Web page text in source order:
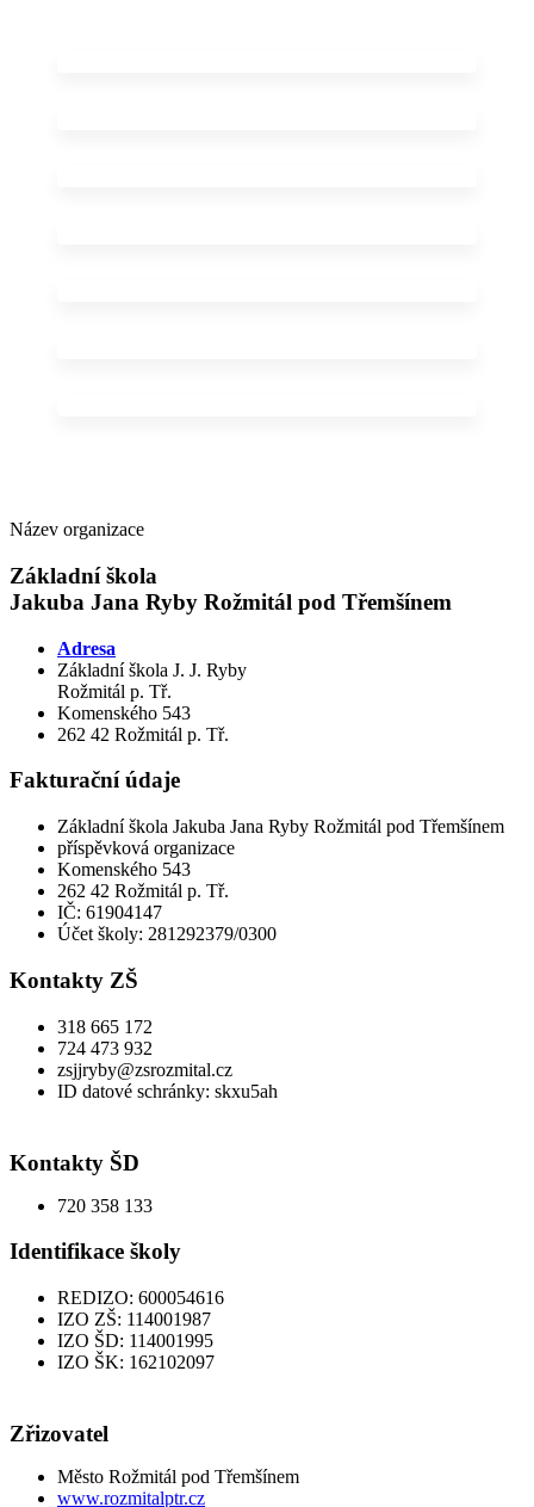
Název organizace
Základní škola
Jakuba Jana Ryby Rožmitál pod Třemšínem
Adresa
Základní škola J. J. Ryby
Rožmitál p. Tř.
Komenského 543
262 42 Rožmitál p. Tř.
Fakturační údaje
Základní škola Jakuba Jana Ryby Rožmitál pod Třemšínem
příspěvková organizace
Komenského 543
262 42 Rožmitál p. Tř.
IČ: 61904147
Účet školy: 281292379/0300
Kontakty ZŠ
318 665 172
724 473 932
zsjjryby@zsrozmital.cz
ID datové schránky: skxu5ah
Kontakty ŠD
720 358 133
Identifikace školy
REDIZO: 600054616
IZO ZŠ: 114001987
IZO ŠD: 114001995
IZO ŠK: 162102097
Zřizovatel
Město Rožmitál pod Třemšínem
www.rozmitalptr.cz